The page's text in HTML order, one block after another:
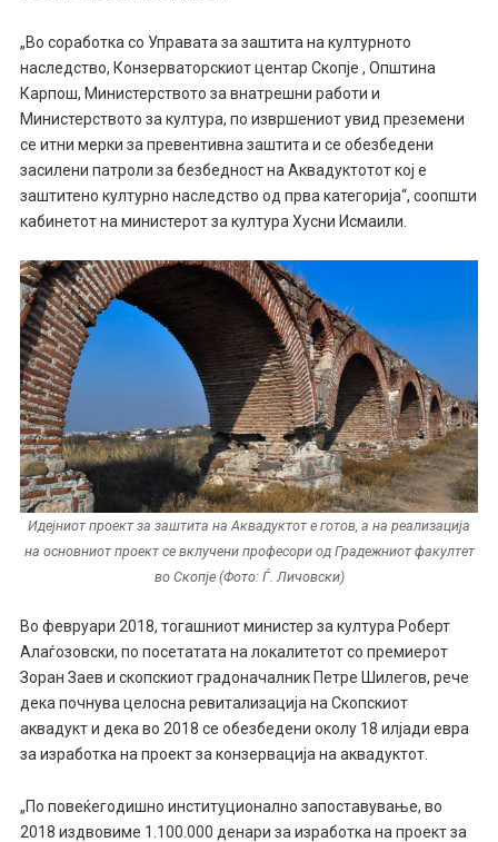
„Во соработка со Управата за заштита на културното
наследство, Конзерваторскиот центар Скопје , Општина
Карпош, Министерството за внатрешни работи и
Министерството за култура, по извршениот увид преземени
се итни мерки за превентивна заштита и се обезбедени
засилени патроли за безбедност на Аквадуктотот кој е
заштитено културно наследство од прва категорија“, соопшти
кабинетот на министерот за култура Хусни Исмаили.
Идејниот проект за заштита на Аквадуктот е готов, а на реализација
на основниот проект се вклучени професори од Градежниот факултет
во Скопје (Фото: Ѓ. Личовски)
Во февруари 2018, тогашниот министер за култура Роберт
Алаѓозовски, по посетатата на локалитетот со премиерот
Зоран Заев и скопскиот градоначалник Петре Шилегов, рече
дека почнува целосна ревитализација на Скопскиот
аквадукт и дека во 2018 се обезбедени околу 18 илјади евра
за изработка на проект за конзервација на аквадуктот.
„По повеќегодишно институционално запоставување, во
2018 издвовиме 1.100.000 денари за изработка на проект за